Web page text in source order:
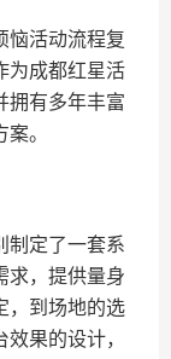
恼活动流程复
为成都红星活
拥有多年丰富
。
制定了一套系
求，提供量身
，到场地的选
果的设计，